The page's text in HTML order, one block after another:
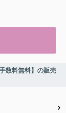
数料無料】の販売